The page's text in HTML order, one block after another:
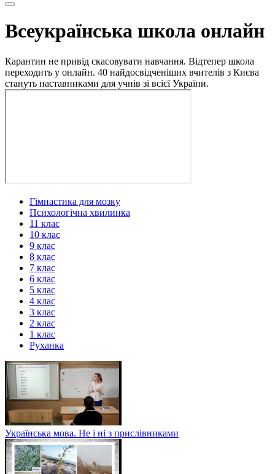
Всеукраїнська школа онлайн
Карантин не привід скасовувати навчання. Відтепер школа
переходить у онлайн. 40 найдосвідченіших вчителів з Києва
стануть наставниками для учнів зі всієї України.
Гімнастика для мозку
Психологічна хвилинка
11 клас
10 клас
9 клас
8 клас
7 клас
6 клас
5 клас
4 клас
3 клас
2 клас
1 клас
Руханка
Українська мова. Не і ні з прислівниками